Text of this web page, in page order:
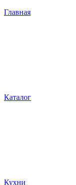
Главная
Каталог
Кухни